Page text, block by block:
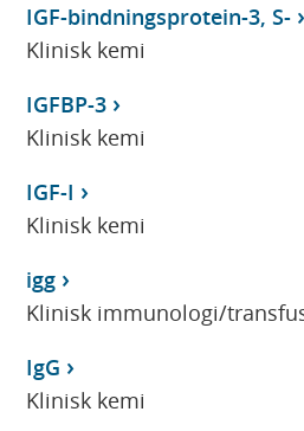
IGF-bindningsprotein-3, S-
Klinisk kemi
IGFBP-3
Klinisk kemi
IGF-I
Klinisk kemi
igg
Klinisk immunologi/
IgG
Klinisk kemi